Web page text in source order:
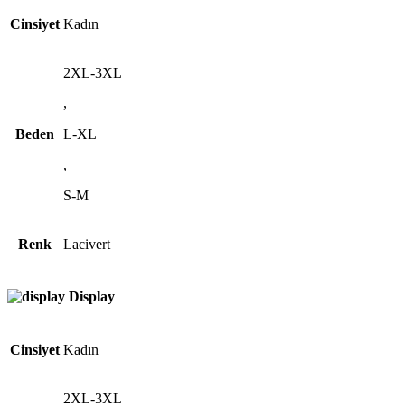
Cinsiyet Kadın
Beden
2XL-3XL
,
L-XL
,
S-M
Renk Lacivert
Display
Cinsiyet Kadın
2XL-3XL